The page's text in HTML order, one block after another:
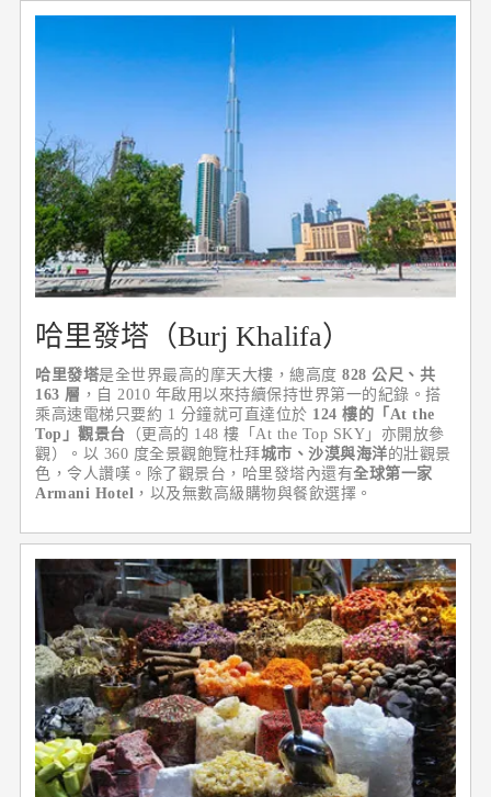
哈里發塔（Burj Khalifa）
哈里發塔是全世界最高的摩天大樓，總高度828 公尺、共
163 層 ，自 2010 年啟用以來持續保持世界第一的紀錄。搭
乘高速電梯只要約 1 分鐘就可直達位於 124 樓的「At the
Top」觀景台 （更高的 148 樓「At the Top SKY」亦開放參
觀）。以 360 度全景觀飽覽杜拜城市、沙漠與海洋的壯觀景
色，令人讚嘆。除了觀景台，哈里發塔內還有全球第一家
Armani Hotel ，以及無數高級購物與餐飲選擇。